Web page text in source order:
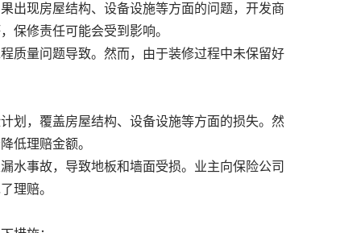
现房屋结构、设备设施等方面的问题，开发商
保修责任可能会受到影响。
量问题导致。然而，由于装修过程中未保留好
，覆盖房屋结构、设备设施等方面的损失。然
低理赔金额。
事故，导致地板和墙面受损。业主向保险公司
理赔。